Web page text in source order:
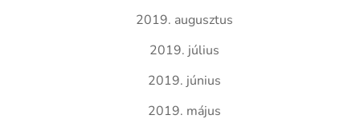
2019. augusztus
2019. július
2019. június
2019. május